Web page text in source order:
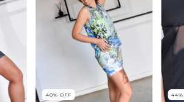
40% OFF 44